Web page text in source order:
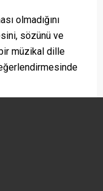
olmadığını
sözünü ve
müzikal dille